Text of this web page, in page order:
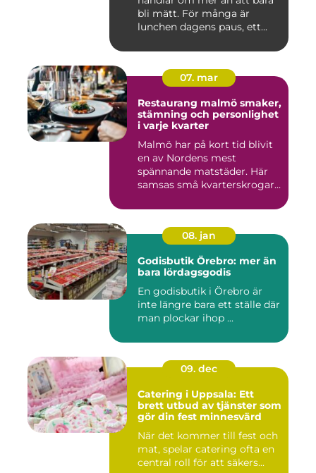
bli mätt. För många är
lunchen dagens paus, ett...
07. mar
Restaurang malmö smaker,
stämning och personlighet
i varje kvarter
Malmö har på kort tid blivit
en av Nordens mest
spännande matstäder. Här
samsas små kvarterskrogar
08. jan
Godisbutik Örebro: mer än
bara lördagsgodis
En godisbutik i Örebro är
inte längre bara ett ställe där
man plockar ihop ...
09. dec
Catering i Uppsala: Ett
brett utbud av tjänster som
gör din fest minnesvärd
När det kommer till fest och
mat, spelar catering ofta en
central roll för att säkers...